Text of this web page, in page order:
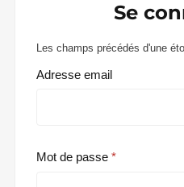
Se
Les champs précédés d'une
Adresse email
Mot de passe